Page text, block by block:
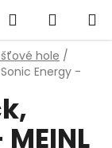
Hledat
KOŠÍK
hole /
Energy -